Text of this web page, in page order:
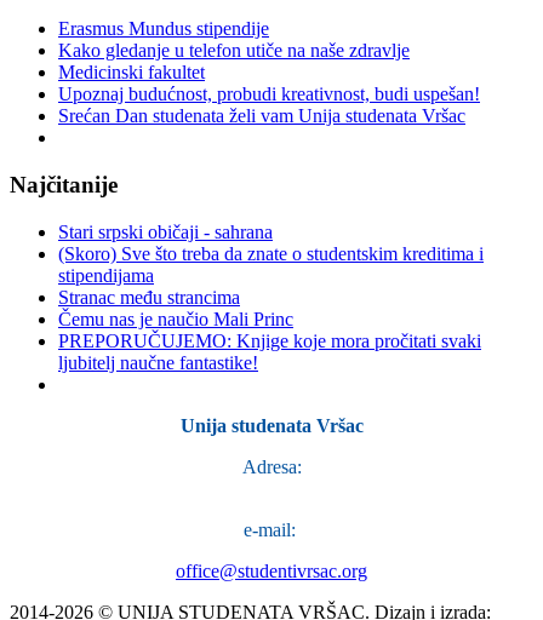
Erasmus Mundus stipendije
Kako gledanje u telefon utiče na naše zdravlje
Medicinski fakultet
Upoznaj budućnost, probudi kreativnost, budi uspešan!
Srećan Dan studenata želi vam Unija studenata Vršac
Najčitanije
Stari srpski običaji - sahrana
(Skoro) Sve što treba da znate o studentskim kreditima i
stipendijama
Stranac među strancima
Čemu nas je naučio Mali Princ
PREPORUČUJEMO: Knjige koje mora pročitati svaki
ljubitelj naučne fantastike!
Unija studenata Vršac
Adresa:
e-mail:
office@studentivrsac.org
2014-2026 © UNIJA STUDENATA VRŠAC. Dizajn i izrada: